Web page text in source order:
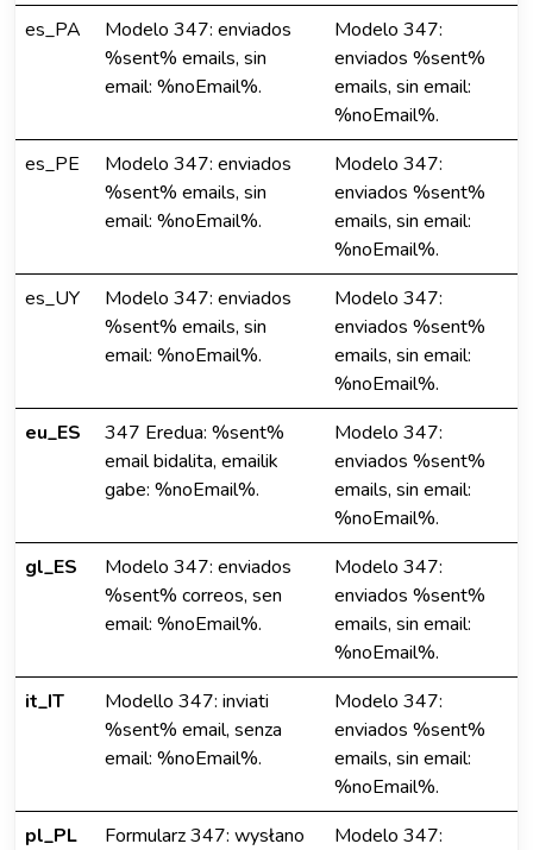
es_PA
Modelo 347: enviados
%sent% emails, sin
email: %noEmail%.
Modelo 347:
enviados %sent%
emails, sin email:
%noEmail%.
es_PE
Modelo 347: enviados
%sent% emails, sin
email: %noEmail%.
Modelo 347:
enviados %sent%
emails, sin email:
%noEmail%.
es_UY
Modelo 347: enviados
%sent% emails, sin
email: %noEmail%.
Modelo 347:
enviados %sent%
emails, sin email:
%noEmail%.
eu_ES
347 Eredua: %sent%
email bidalita, emailik
gabe: %noEmail%.
Modelo 347:
enviados %sent%
emails, sin email:
%noEmail%.
gl_ES
Modelo 347: enviados
%sent% correos, sen
email: %noEmail%.
Modelo 347:
enviados %sent%
emails, sin email:
%noEmail%.
it_IT
Modello 347: inviati
%sent% email, senza
email: %noEmail%.
Modelo 347:
enviados %sent%
emails, sin email:
%noEmail%.
pl_PL
Formularz 347: wysłano
Modelo 347: